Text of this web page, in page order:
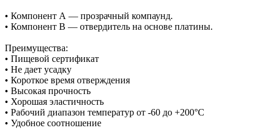
• Компонент А — прозрачный компаунд.
• Компонент В — отвердитель на основе платины.
Преимущества:
• Пищевой сертификат
• Не дает усадку
• Короткое время отверждения
• Высокая прочность
• Хорошая эластичность
• Рабочий диапазон температур от -60 до +200°С
• Удобное соотношение